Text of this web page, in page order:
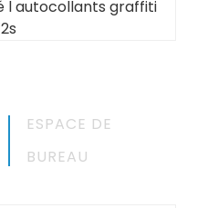
ESPACE DE
BUREAU